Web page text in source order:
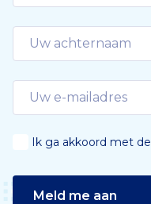
Ik ga akkoord met de
Meld me aan